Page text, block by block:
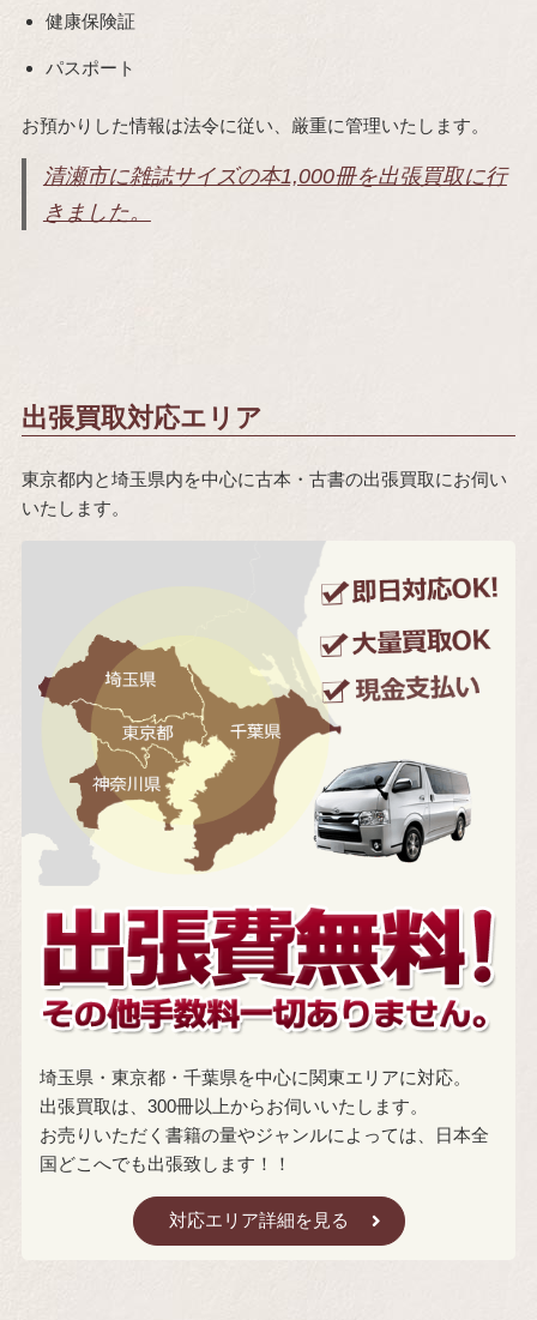
健康保険証
パスポート
お預かりした情報は法令に従い、厳重に管理いたします。
清瀬市に雑誌サイズの本1,000冊を出張買取に行
きました。
出張買取対応エリア
東京都内と埼玉県内を中心に古本・古書の出張買取にお伺い
いたします。
埼玉県・東京都・千葉県を中心に関東エリアに対応。
出張買取は、300冊以上からお伺いいたします。
お売りいただく書籍の量やジャンルによっては、日本全
国どこへでも出張致します！！
対応エリア詳細を見る